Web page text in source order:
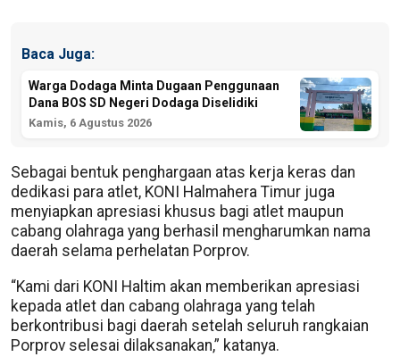
Baca Juga:
Warga Dodaga Minta Dugaan Penggunaan
Dana BOS SD Negeri Dodaga Diselidiki
Kamis, 6 Agustus 2026
Sebagai bentuk penghargaan atas kerja keras dan
dedikasi para atlet, KONI Halmahera Timur juga
menyiapkan apresiasi khusus bagi atlet maupun
cabang olahraga yang berhasil mengharumkan nama
daerah selama perhelatan Porprov.
“Kami dari KONI Haltim akan memberikan apresiasi
kepada atlet dan cabang olahraga yang telah
berkontribusi bagi daerah setelah seluruh rangkaian
Porprov selesai dilaksanakan,” katanya.